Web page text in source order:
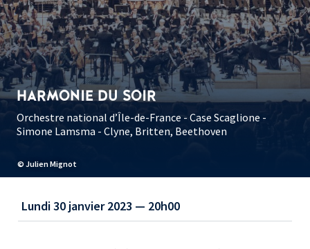
© Julien Mignot
HARMONIE DU SOIR
Orchestre national d’Île-de-France - Case Scaglione -
Simone Lamsma - Clyne, Britten, Beethoven
Lundi 30 janvier 2023 — 20h00